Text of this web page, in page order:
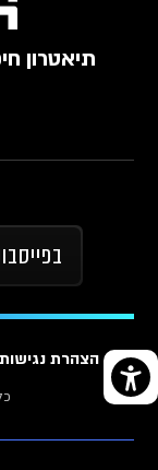
תיאטרון
הצהרת